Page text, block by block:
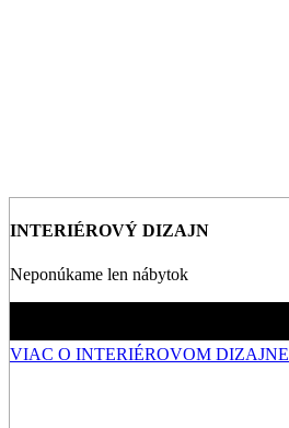
INTERIÉROVÝ DIZAJN
Neponúkame len nábytok
VIAC O INTERIÉROVOM DIZAJNE